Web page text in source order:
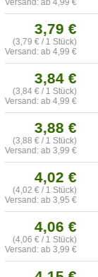
Versand: ab 4,99 €
3,79 €
(3,79 € / 1 Stück)
Versand: ab 4,99 €
3,84 €
(3,84 € / 1 Stück)
Versand: ab 4,99 €
3,88 €
(3,88 € / 1 Stück)
Versand: ab 3,99 €
4,02 €
(4,02 € / 1 Stück)
Versand: ab 3,95 €
4,06 €
(4,06 € / 1 Stück)
Versand: ab 3,99 €